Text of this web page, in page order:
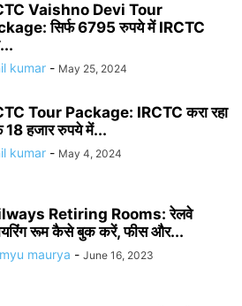
Vaishno Devi Tour
सिर्फ 6795 रुपये में IRCTC
kumar - May 25, 2024
Tour Package: IRCTC करा रहा
18 हजार रुपये में...
kumar - May 4, 2024
Retiring Rooms: रेलवे
रूम कैसे बुक करें, फीस और...
maurya - June 16, 2023